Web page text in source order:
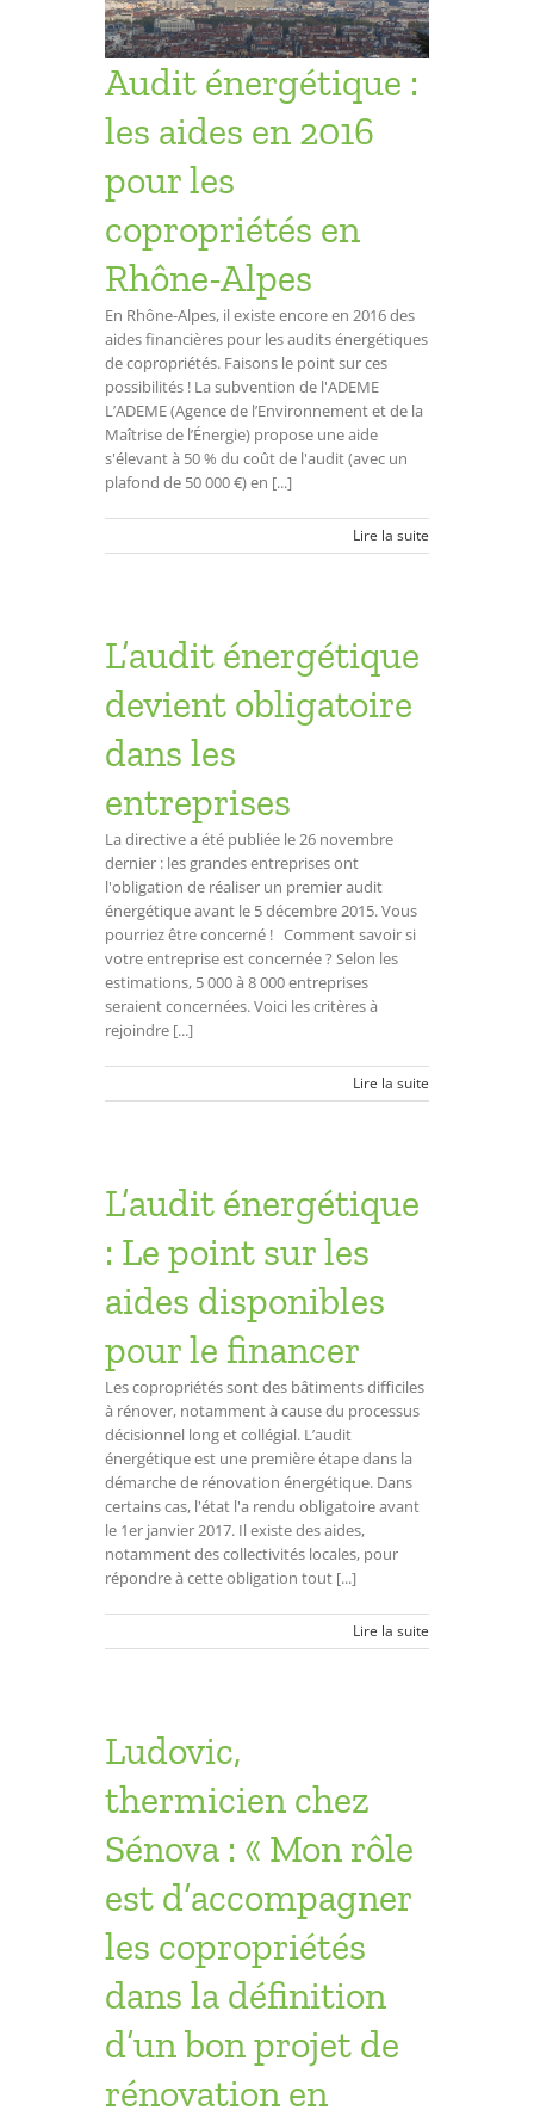
Audit énergétique :
les aides en 2016
pour les
copropriétés en
Rhône-Alpes
En Rhône-Alpes, il existe encore en 2016 des
aides financières pour les audits énergétiques
de copropriétés. Faisons le point sur ces
possibilités ! La subvention de l'ADEME
L’ADEME (Agence de l’Environnement et de la
Maîtrise de l’Énergie) propose une aide
s'élevant à 50 % du coût de l'audit (avec un
plafond de 50 000 €) en [...]
Lire la suite
L’audit énergétique
devient obligatoire
dans les
entreprises
La directive a été publiée le 26 novembre
dernier : les grandes entreprises ont
l'obligation de réaliser un premier audit
énergétique avant le 5 décembre 2015. Vous
pourriez être concerné ! Comment savoir si
votre entreprise est concernée ? Selon les
estimations, 5 000 à 8 000 entreprises
seraient concernées. Voici les critères à
rejoindre [...]
Lire la suite
L’audit énergétique
: Le point sur les
aides disponibles
pour le financer
Les copropriétés sont des bâtiments difficiles
à rénover, notamment à cause du processus
décisionnel long et collégial. L’audit
énergétique est une première étape dans la
démarche de rénovation énergétique. Dans
certains cas, l'état l'a rendu obligatoire avant
le 1er janvier 2017. Il existe des aides,
notamment des collectivités locales, pour
répondre à cette obligation tout [...]
Lire la suite
Ludovic,
thermicien chez
Sénova : « Mon rôle
est d’accompagner
les copropriétés
dans la définition
d’un bon projet de
rénovation en